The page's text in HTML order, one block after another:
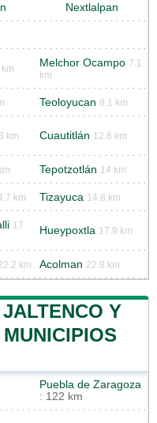
Nextlalpan
km Melchor Ocampo 7.1
km
Teoloyucan 9.1 km
km Cuautitlán 12.6 km
Tepotzotlán 14 km
km Tizayuca 14.8 km
17
Hueypoxtla 17.9 km
km Acolman 22.8 km
Y
Puebla de Zaragoza
: 122 km